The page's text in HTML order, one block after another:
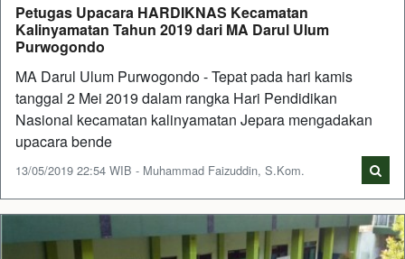
Petugas Upacara HARDIKNAS Kecamatan
Kalinyamatan Tahun 2019 dari MA Darul Ulum
Purwogondo
MA Darul Ulum Purwogondo - Tepat pada hari kamis
tanggal 2 Mei 2019 dalam rangka Hari Pendidikan
Nasional kecamatan kalinyamatan Jepara mengadakan
upacara bende
13/05/2019 22:54 WIB - Muhammad Faizuddin, S.Kom.